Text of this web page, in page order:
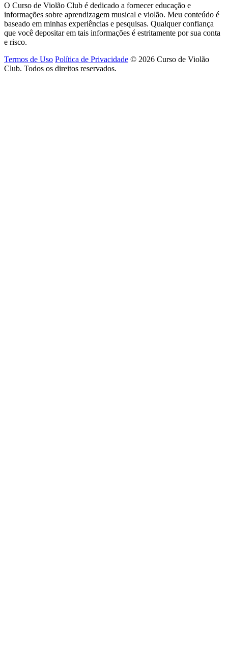
O Curso de Violão Club é dedicado a fornecer educação e
informações sobre aprendizagem musical e violão. Meu conteúdo é
baseado em minhas experiências e pesquisas. Qualquer confiança
que você depositar em tais informações é estritamente por sua conta
e risco.
Termos de Uso Política de Privacidade © 2026 Curso de Violão
Club. Todos os direitos reservados.